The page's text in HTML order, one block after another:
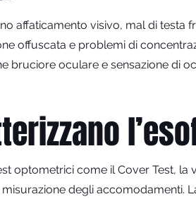
affaticamento visivo, mal di testa
offuscata e problemi di
bruciore oculare e sensazione di
optometrici come il Cover Test, la
degli accomodamenti.